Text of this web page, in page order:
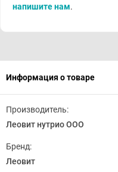
напишите нам.
Информация о товаре
Производитель:
Леовит нутрио ООО
Бренд:
Леовит